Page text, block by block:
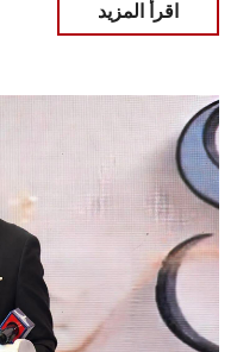
اقرأ المزيد